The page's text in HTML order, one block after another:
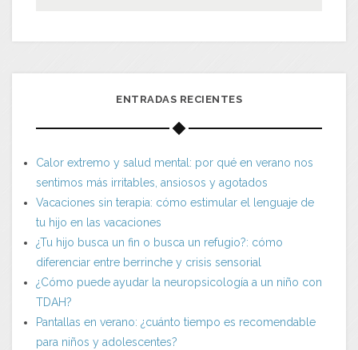
ENTRADAS RECIENTES
Calor extremo y salud mental: por qué en verano nos
sentimos más irritables, ansiosos y agotados
Vacaciones sin terapia: cómo estimular el lenguaje de
tu hijo en las vacaciones
¿Tu hijo busca un fin o busca un refugio?: cómo
diferenciar entre berrinche y crisis sensorial
¿Cómo puede ayudar la neuropsicología a un niño con
TDAH?
Pantallas en verano: ¿cuánto tiempo es recomendable
para niños y adolescentes?